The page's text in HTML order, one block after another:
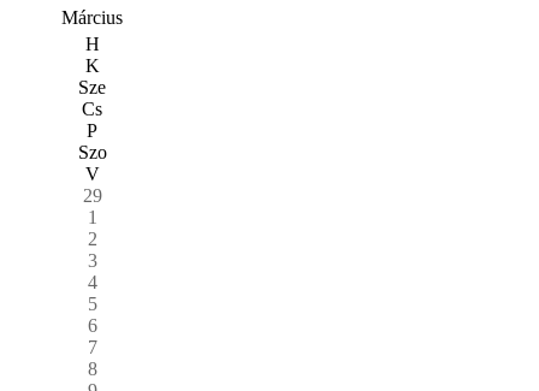
Március
H
K
Sze
Cs
P
Szo
V
29
1
2
3
4
5
6
7
8